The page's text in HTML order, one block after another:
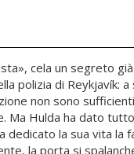
cela un segreto
polizia di Reykjavík:
non sono
Ma Hulda ha dato
dedicato la sua vita la
la porta si